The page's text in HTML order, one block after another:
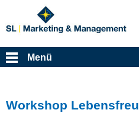
Menü
Workshop